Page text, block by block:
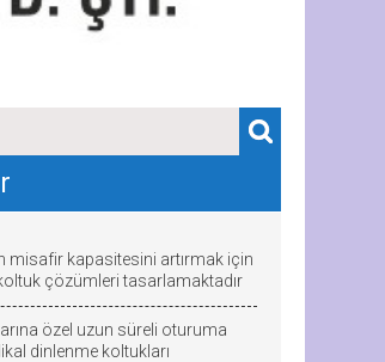
misafir kapasitesini artırmak için
çözümleri tasarlamaktadır
özel uzun süreli oturuma
dinlenme koltukları